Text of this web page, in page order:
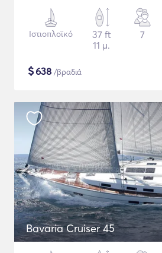
Ιστιοπλοϊκό
37 ft
11 μ.
7
$638 /βραδιά
Bavaria Cruiser 45